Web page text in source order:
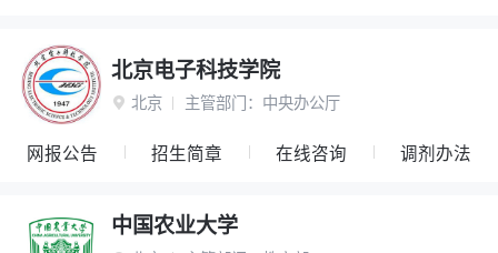
北京电子科技学院
 北京 主管部门： 中央办公厅
网报公告 招生简章 在线咨询 调剂办法
中国农业大学